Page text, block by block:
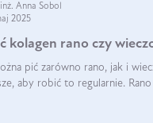
Anna Sobol
2025
kolagen rano czy
pić zarówno rano, jak i
aby robić to regularnie.